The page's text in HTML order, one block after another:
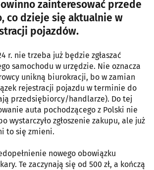
zainteresować przede
co dzieje się aktualnie w
pojazdów.
r. nie trzeba już będzie zgłaszać
samochodu w urzędzie. Nie oznacza
unikną biurokracji, bo w zamian
rejestracji pojazdu w terminie do
przedsiębiorcy/handlarze). Do tej
auta pochodzącego z Polski nie
wystarczyło zgłoszenie zakupu, ale już
to się zmieni.
nowego obowiązku
Te zaczynają się od 500 zł, a kończą